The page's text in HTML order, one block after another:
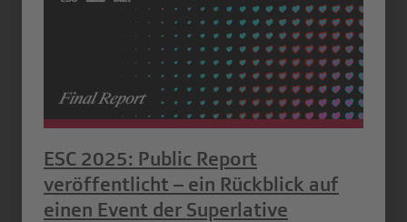
ESC 2025: Public Report
veröffentlicht – ein Rückblick auf
einen Event der Superlative